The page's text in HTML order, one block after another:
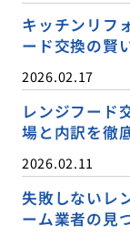
キッチンリフ
ード交換の賢
2026.02.17
レンジフード
場と内訳を徹
2026.02.11
失敗しないレ
ーム業者の見